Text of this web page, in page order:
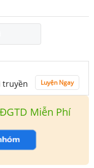
truyền
Luyện Ngay
Miễn Phí